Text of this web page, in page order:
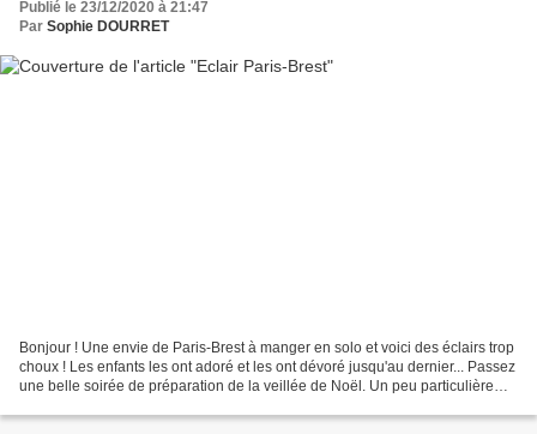
Publié le 23/12/2020 à 21:47
Par Sophie DOURRET
Bonjour ! Une envie de Paris-Brest à manger en solo et voici des éclairs trop
choux ! Les enfants les ont adoré et les ont dévoré jusqu'au dernier... Passez
une belle soirée de préparation de la veillée de Noël. Un peu particulière